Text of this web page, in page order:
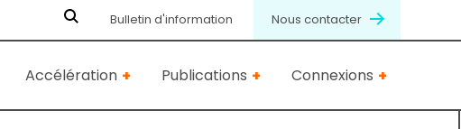
Bulletin d'information Nous contacter
Accélération Publications Connexions